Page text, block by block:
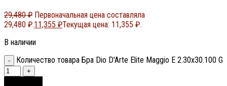
29,480₽ Первоначальная цена составляла
29,480 ₽.11,355 ₽Текущая цена: 11,355 ₽.
В наличии
Количество товара Бра Dio D'Arte Elite Maggio E 2.30x30.100 G